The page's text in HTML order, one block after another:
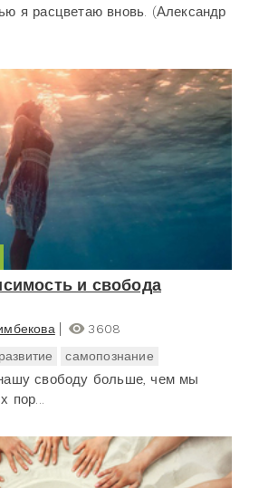
я расцветаю вновь. (Александр
и свобода
3608
самопознание
свободу больше, чем мы
пор...